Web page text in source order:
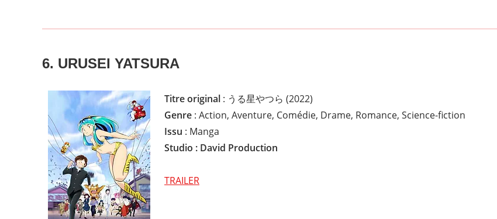
6. URUSEI YATSURA
Titre original : うる星やつら (2022)
Genre : Action, Aventure, Comédie, Drame, Romance, Science-fiction
Issu : Manga
Studio : David Production
TRAILER